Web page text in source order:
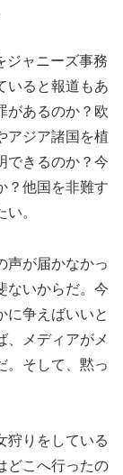
ジャニーズ事務
いると報道もあ
があるのか？欧
アジア諸国を植
できるのか？今
？他国を非難す
。
声が届かなかっ
ないからだ。今
に争えばいいと
、メディアがメ
。そして、黙っ
狩りをしている
どこへ行ったの